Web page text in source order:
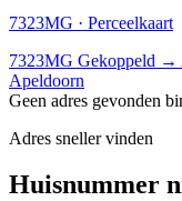
7323MG · Perceelkaart
7323MG Gekoppeld →
Apeldoorn
Geen adres gevonden
Adres sneller vinden
Huisnummer